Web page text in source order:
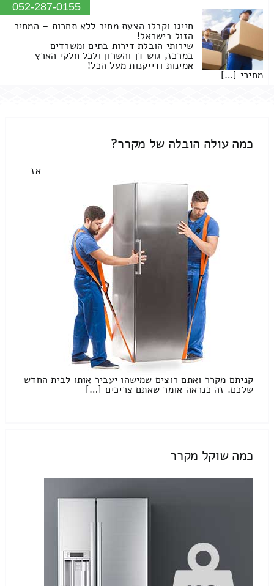
052-287-0155
חייגו וקבלו הצעת מחיר ללא תחרות – המחיר
הזול בישראל!
שירותי הובלת דירות בתים ומשרדים
במרכז, גוש דן והשרון ולכל חלקי הארץ
אמינות ודייקנות מעל הכל!
מחירי […]
כמה עולה הובלה של מקרר?
אז
קניתם מקרר ואתם רוצים שמישהו יעביר אותו לבית החדש
שלכם. זה כנראה אומר שאתם צריכים […]
כמה שוקל מקרר